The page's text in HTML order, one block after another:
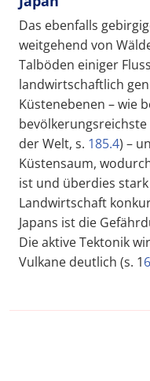
Das ebenfalls
weitgehend von
Talböden einiger
landwirtschaftlich
Küstenebenen – wie
der Welt, s. 185.4) –
Küstensaum,
ist und überdies
Landwirtschaft
Japans ist die
Die aktive Tektonik
Vulkane deutlich (s. 1